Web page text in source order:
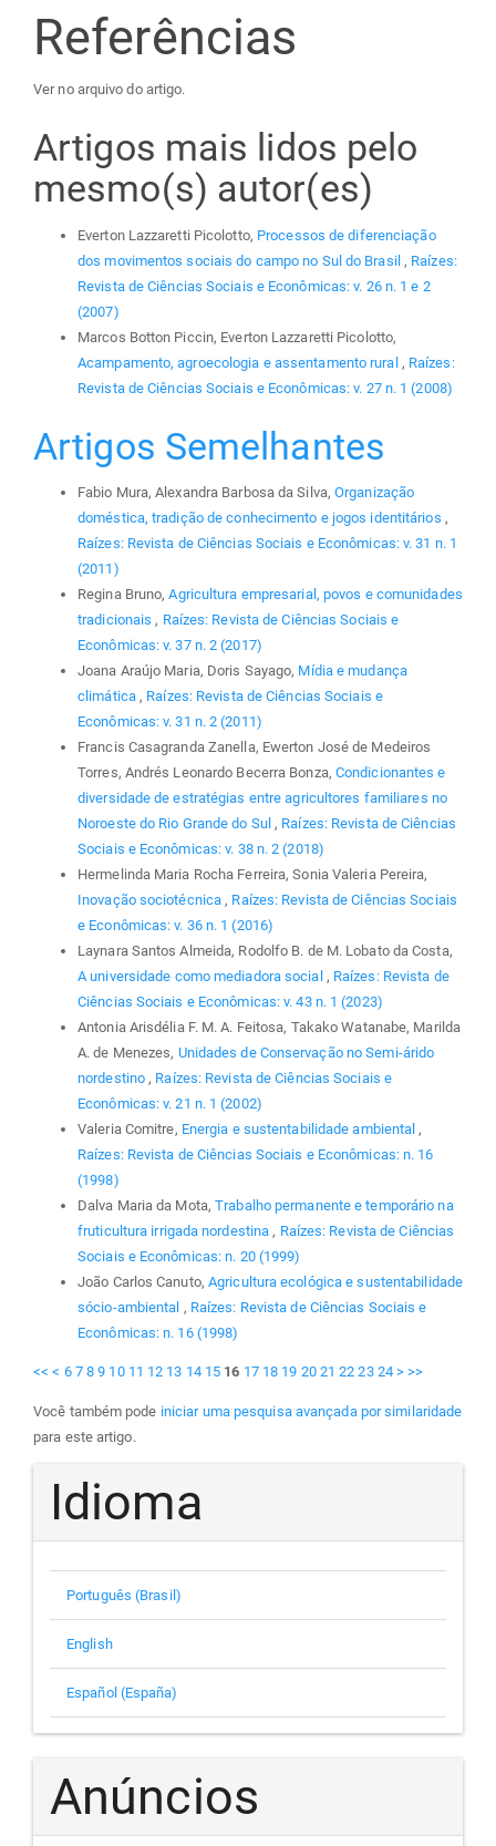
Referências
Ver no arquivo do artigo.
Artigos mais lidos pelo
mesmo(s) autor(es)
Everton Lazzaretti Picolotto, Processos de diferenciação
dos movimentos sociais do campo no Sul do Brasil , Raízes:
Revista de Ciências Sociais e Econômicas: v. 26 n. 1 e 2
(2007)
Marcos Botton Piccin, Everton Lazzaretti Picolotto,
Acampamento, agroecologia e assentamento rural , Raízes:
Revista de Ciências Sociais e Econômicas: v. 27 n. 1 (2008)
Artigos Semelhantes
Fabio Mura, Alexandra Barbosa da Silva,Organização
doméstica, tradição de conhecimento e jogos identitários ,
Raízes: Revista de Ciências Sociais e Econômicas: v. 31 n. 1
(2011)
Regina Bruno,Agricultura empresarial, povos e comunidades
tradicionais, Raízes: Revista de Ciências Sociais e
Econômicas: v. 37 n. 2 (2017)
Joana Araújo Maria, Doris Sayago, Mídia e mudança
climática , Raízes: Revista de Ciências Sociais e
Econômicas: v. 31 n. 2 (2011)
Francis Casagranda Zanella, Ewerton José de Medeiros
Torres, Andrés Leonardo Becerra Bonza, Condicionantes e
diversidade de estratégias entre agricultores familiares no
Noroeste do Rio Grande do Sul, Raízes: Revista de Ciências
Sociais e Econômicas: v. 38 n. 2 (2018)
Hermelinda Maria Rocha Ferreira, Sonia Valeria Pereira,
Inovação sociotécnica, Raízes: Revista de Ciências Sociais
e Econômicas: v. 36 n. 1 (2016)
Laynara Santos Almeida, Rodolfo B. de M. Lobato da Costa,
A universidade como mediadora social , Raízes: Revista de
Ciências Sociais e Econômicas: v. 43 n. 1 (2023)
Antonia Arisdélia F. M. A. Feitosa, Takako Watanabe, Marilda
A. de Menezes, Unidades de Conservação no Semi-árido
nordestino, Raízes: Revista de Ciências Sociais e
Econômicas: v. 21 n. 1 (2002)
Valeria Comitre, Energia e sustentabilidade ambiental,
Raízes: Revista de Ciências Sociais e Econômicas: n. 16
(1998)
Dalva Maria da Mota,Trabalho permanente e temporário na
fruticultura irrigada nordestina, Raízes: Revista de Ciências
Sociais e Econômicas: n. 20 (1999)
João Carlos Canuto, Agricultura ecológica e sustentabilidade
sócio-ambiental , Raízes: Revista de Ciências Sociais e
Econômicas: n. 16 (1998)
<< < 6 7 8 9 10 11 12 13 14 15 16 17 18 19 20 21 22 23 24 > >>
Você também pode iniciar uma pesquisa avançada por similaridade
para este artigo.
Idioma
Português (Brasil)
English
Español (España)
Anúncios